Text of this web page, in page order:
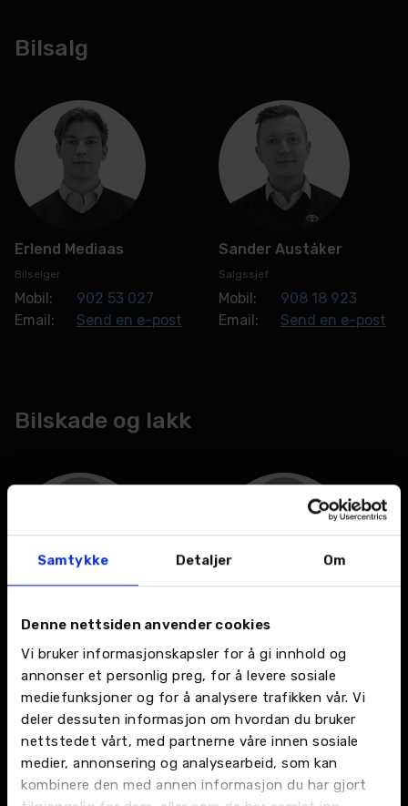
Samtykke Detaljer Om
Denne nettsiden anvender cookies
Vi bruker informasjonskapsler for å gi innhold og
annonser et personlig preg, for å levere sosiale
mediefunksjoner og for å analysere trafikken vår. Vi
deler dessuten informasjon om hvordan du bruker
nettstedet vårt, med partnerne våre innen sosiale
medier, annonsering og analysearbeid, som kan
kombinere den med annen informasjon du har gjort
Bilsalg
Erlend Mediaas
Bilselger
Mobil:
902 53 027
Email:
Send en e-post
Sander Auståker
Salgssjef
Mobil:
908 18 923
Email:
Send en e-post
Bilskade og lakk
Gedlu Gebresilasie
Bilskadereparatør
Marius Klogh Henriksen
Bilskadereparatør